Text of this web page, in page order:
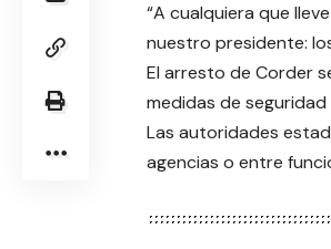
“A cualquiera que
nuestro presidente:
El arresto de Corder
medidas de seguridad
Las autoridades
agencias o entre